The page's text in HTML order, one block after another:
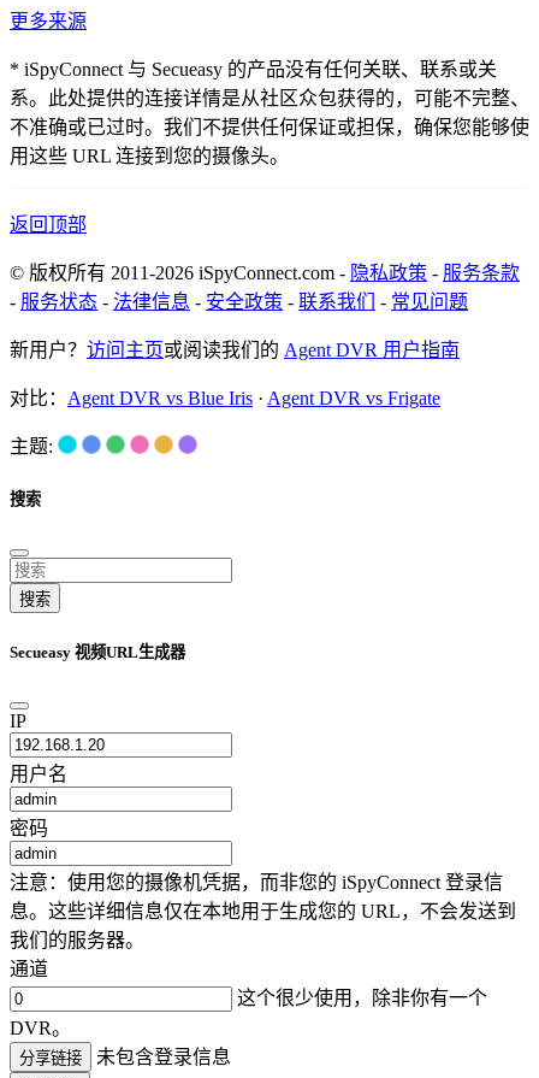
更多来源
* iSpyConnect 与 Secueasy 的产品没有任何关联、联系或关
系。此处提供的连接详情是从社区众包获得的，可能不完整、
不准确或已过时。我们不提供任何保证或担保，确保您能够使
用这些 URL 连接到您的摄像头。
返回顶部
© 版权所有 2011-2026 iSpyConnect.com - 隐私政策 - 服务条款
- 服务状态 - 法律信息 - 安全政策 - 联系我们 - 常见问题
新用户？ 访问主页或阅读我们的 Agent DVR 用户指南
对比： Agent DVR vs Blue Iris · Agent DVR vs Frigate
主题:
搜索
搜索
Secueasy 视频URL生成器
IP
用户名
密码
注意：使用您的摄像机凭据，而非您的 iSpyConnect 登录信
息。这些详细信息仅在本地用于生成您的 URL，不会发送到
我们的服务器。
通道
这个很少使用，除非你有一个
DVR。
分享链接 未包含登录信息